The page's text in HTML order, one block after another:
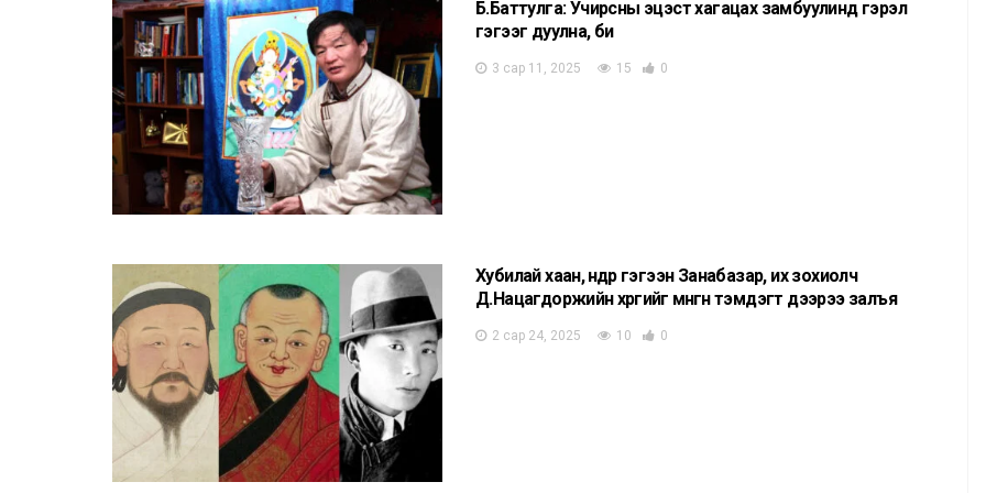
Б.Баттулга: Учирсны эцэст хагацах замбуулинд гэрэл
гэгээг дуулна, би
3 сар 11, 2025 15 0
Хубилай хаан, өндөр гэгээн Занабазар, их зохиолч
Д.Нацагдоржийн хөргийг мөнгөн тэмдэгт дээрээ залъя
2 сар 24, 2025 10 0